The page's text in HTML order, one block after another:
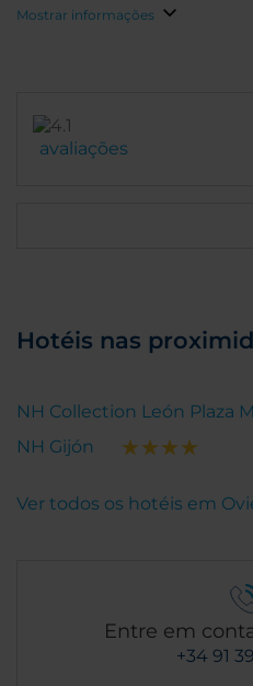
Mostrar informações
avaliações
Hotéis nas
NH Collection León Plaza
NH Gijón
Ver todos os hotéis em
Entre em
+34 91